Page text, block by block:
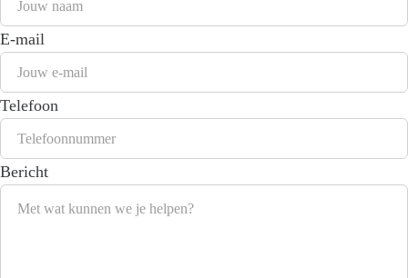
E-mail
Telefoon
Bericht